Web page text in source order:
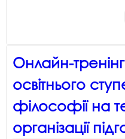
Онлайн-
освітнього
філософії на
організації